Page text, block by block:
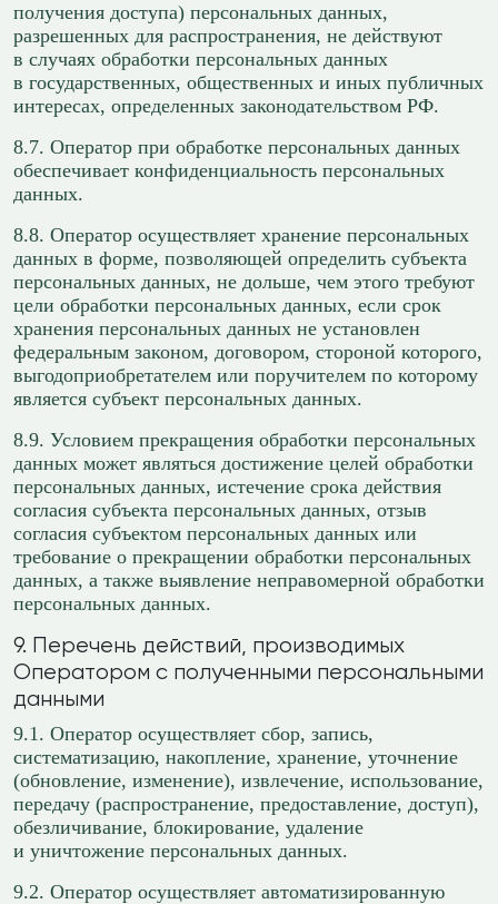
получения доступа) персональных данных,
разрешенных для распространения, не действуют
в случаях обработки персональных данных
в государственных, общественных и иных публичных
интересах, определенных законодательством РФ.
8.7. Оператор при обработке персональных данных
обеспечивает конфиденциальность персональных
данных.
8.8. Оператор осуществляет хранение персональных
данных в форме, позволяющей определить субъекта
персональных данных, не дольше, чем этого требуют
цели обработки персональных данных, если срок
хранения персональных данных не установлен
федеральным законом, договором, стороной которого,
выгодоприобретателем или поручителем по которому
является субъект персональных данных.
8.9. Условием прекращения обработки персональных
данных может являться достижение целей обработки
персональных данных, истечение срока действия
согласия субъекта персональных данных, отзыв
согласия субъектом персональных данных или
требование о прекращении обработки персональных
данных, а также выявление неправомерной обработки
персональных данных.
9. Перечень действий, производимых
Оператором с полученными персональными
данными
9.1. Оператор осуществляет сбор, запись,
систематизацию, накопление, хранение, уточнение
(обновление, изменение), извлечение, использование,
передачу (распространение, предоставление, доступ),
обезличивание, блокирование, удаление
и уничтожение персональных данных.
9.2. Оператор осуществляет автоматизированную